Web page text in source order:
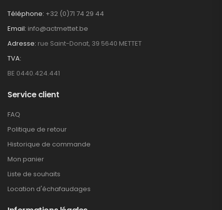
Téléphone: +32 (0)71 74 29 44
Email: info@actmettet.be
Adresse: rue Saint-Donat, 39 5640 METTET
TVA:
BE 0440.424.441
Service client
FAQ
Politique de retour
Historique de commande
Mon panier
Liste de souhaits
Location d'échafaudages